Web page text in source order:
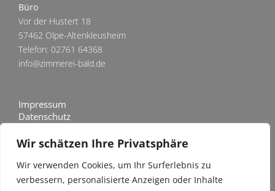
Wir schätzen Ihre Privatsphäre
Wir verwenden Cookies, um Ihr Surferlebnis zu
verbessern, personalisierte Anzeigen oder Inhalte
Büro
Vor der Hustert 18
57462 Olpe-Altenkleusheim
Telefon: 02761 64368
info@zimmerei-bald.de
Impressum
Datenschutz